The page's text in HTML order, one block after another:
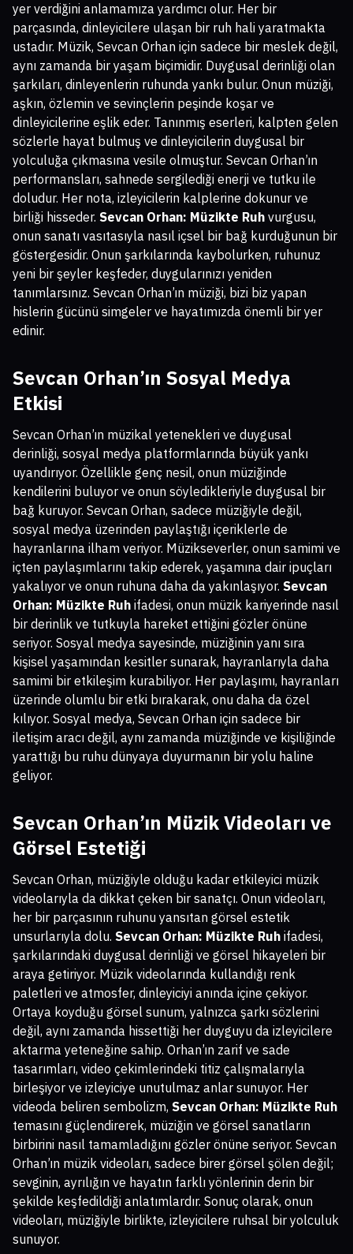
yer verdiğini anlamamıza yardımcı olur. Her bir
parçasında, dinleyicilere ulaşan bir ruh hali yaratmakta
ustadır. Müzik, Sevcan Orhan için sadece bir meslek değil,
aynı zamanda bir yaşam biçimidir. Duygusal derinliği olan
şarkıları, dinleyenlerin ruhunda yankı bulur. Onun müziği,
aşkın, özlemin ve sevinçlerin peşinde koşar ve
dinleyicilerine eşlik eder. Tanınmış eserleri, kalpten gelen
sözlerle hayat bulmuş ve dinleyicilerin duygusal bir
yolculuğa çıkmasına vesile olmuştur. Sevcan Orhan’ın
performansları, sahnede sergilediği enerji ve tutku ile
doludur. Her nota, izleyicilerin kalplerine dokunur ve
birliği hisseder. Sevcan Orhan: Müzikte Ruh vurgusu,
onun sanatı vasıtasıyla nasıl içsel bir bağ kurduğunun bir
göstergesidir. Onun şarkılarında kaybolurken, ruhunuz
yeni bir şeyler keşfeder, duygularınızı yeniden
tanımlarsınız. Sevcan Orhan’ın müziği, bizi biz yapan
hislerin gücünü simgeler ve hayatımızda önemli bir yer
edinir.
Sevcan Orhan’ın Sosyal Medya
Etkisi
Sevcan Orhan’ın müzikal yetenekleri ve duygusal
derinliği, sosyal medya platformlarında büyük yankı
uyandırıyor. Özellikle genç nesil, onun müziğinde
kendilerini buluyor ve onun söyledikleriyle duygusal bir
bağ kuruyor. Sevcan Orhan, sadece müziğiyle değil,
sosyal medya üzerinden paylaştığı içeriklerle de
hayranlarına ilham veriyor. Müzikseverler, onun samimi ve
içten paylaşımlarını takip ederek, yaşamına dair ipuçları
yakalıyor ve onun ruhuna daha da yakınlaşıyor. Sevcan
Orhan: Müzikte Ruh ifadesi, onun müzik kariyerinde nasıl
bir derinlik ve tutkuyla hareket ettiğini gözler önüne
seriyor. Sosyal medya sayesinde, müziğinin yanı sıra
kişisel yaşamından kesitler sunarak, hayranlarıyla daha
samimi bir etkileşim kurabiliyor. Her paylaşımı, hayranları
üzerinde olumlu bir etki bırakarak, onu daha da özel
kılıyor. Sosyal medya, Sevcan Orhan için sadece bir
iletişim aracı değil, aynı zamanda müziğinde ve kişiliğinde
yarattığı bu ruhu dünyaya duyurmanın bir yolu haline
geliyor.
Sevcan Orhan’ın Müzik Videoları ve
Görsel Estetiği
Sevcan Orhan, müziğiyle olduğu kadar etkileyici müzik
videolarıyla da dikkat çeken bir sanatçı. Onun videoları,
her bir parçasının ruhunu yansıtan görsel estetik
unsurlarıyla dolu. Sevcan Orhan: Müzikte Ruh ifadesi,
şarkılarındaki duygusal derinliği ve görsel hikayeleri bir
araya getiriyor. Müzik videolarında kullandığı renk
paletleri ve atmosfer, dinleyiciyi anında içine çekiyor.
Ortaya koyduğu görsel sunum, yalnızca şarkı sözlerini
değil, aynı zamanda hissettiği her duyguyu da izleyicilere
aktarma yeteneğine sahip. Orhan’ın zarif ve sade
tasarımları, video çekimlerindeki titiz çalışmalarıyla
birleşiyor ve izleyiciye unutulmaz anlar sunuyor. Her
videoda beliren sembolizm, Sevcan Orhan: Müzikte Ruh
temasını güçlendirerek, müziğin ve görsel sanatların
birbirini nasıl tamamladığını gözler önüne seriyor. Sevcan
Orhan’ın müzik videoları, sadece birer görsel şölen değil;
sevginin, ayrılığın ve hayatın farklı yönlerinin derin bir
şekilde keşfedildiği anlatımlardır. Sonuç olarak, onun
videoları, müziğiyle birlikte, izleyicilere ruhsal bir yolculuk
sunuyor.